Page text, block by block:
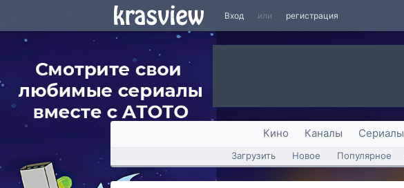
Вход или регистрация
Кино Каналы Сериалы
Загрузить Новое Популярное